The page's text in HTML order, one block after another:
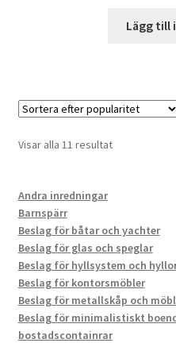
Lägg till
Visar alla 11 resultatSortera
Andra inredningar
Barnspärr
Beslag för båtar och yachter
Beslag för glas och speglar
Beslag för hyllsystem och
Beslag för kontorsmöbler
Beslag för metallskåp och
Beslag för minimalistiskt
bostadscontainrar